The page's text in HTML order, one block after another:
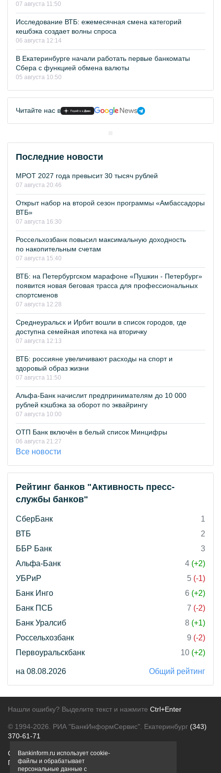
07 августа 11:50
Исследование ВТБ: ежемесячная смена категорий
кешбэка создает волны спроса
06 августа 12:14
В Екатеринбурге начали работать первые банкоматы
Сбера с функцией обмена валюты
05 августа 10:50
Читайте нас в
Последние новости
МРОТ 2027 года превысит 30 тысяч рублей
07 августа 20:46
Открыт набор на второй сезон программы «Амбассадоры
ВТБ»
07 августа 16:30
Россельхозбанк повысил максимальную доходность
по накопительным счетам
07 августа 15:40
ВТБ: на Петербургском марафоне «Пушкин - Петербург»
появится новая беговая трасса для профессиональных
спортсменов
07 августа 12:28
Среднеуральск и Ирбит вошли в список городов, где
доступна семейная ипотека на вторичку
07 августа 12:13
ВТБ: россияне увеличивают расходы на спорт и
здоровый образ жизни
07 августа 11:50
Альфа-Банк начислит предпринимателям до 10 000
рублей кэшбэка за оборот по эквайрингу
07 августа 10:00
ОТП Банк включён в белый список Минцифры
06 августа 21:27
Все новости
Рейтинг банков "Активность пресс-
службы банков"
СберБанк
1
ВТБ
2
ББР Банк
3
Альфа-Банк
4 (+2)
УБРиР
5 (-1)
Банк Инго
6 (+2)
Банк ПСБ
7 (-2)
Банк Уралсиб
8 (+1)
Россельхозбанк
9 (-2)
Первоуральскбанк
10 (+2)
на 08.08.2026 Общий рейтинг
Нашли ошибку? Выделите текст и нажмите Ctrl+Enter
© 1994-2026. РИА "БанкИнформСервис". Екатеринбург (343)
370-61-71
О проектеПолитика конфиденциальности
Правовая информацияДля рекламодателей
Bankinform.ru использует cookie-
файлы и обрабатывает
персональные данные с